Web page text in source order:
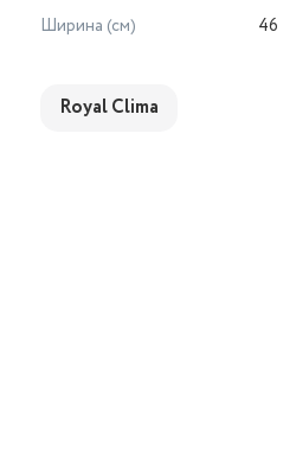
Ширина (см)
46
Royal Clima